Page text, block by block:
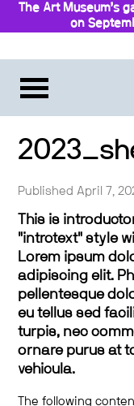
The Art Museum’s
on
Published April 7,
This is
"introtext" style
Lorem ipsum
adipiscing elit.
pellentesque
eu tellus sed
turpis, nec
ornare purus at
vehicula.
The following